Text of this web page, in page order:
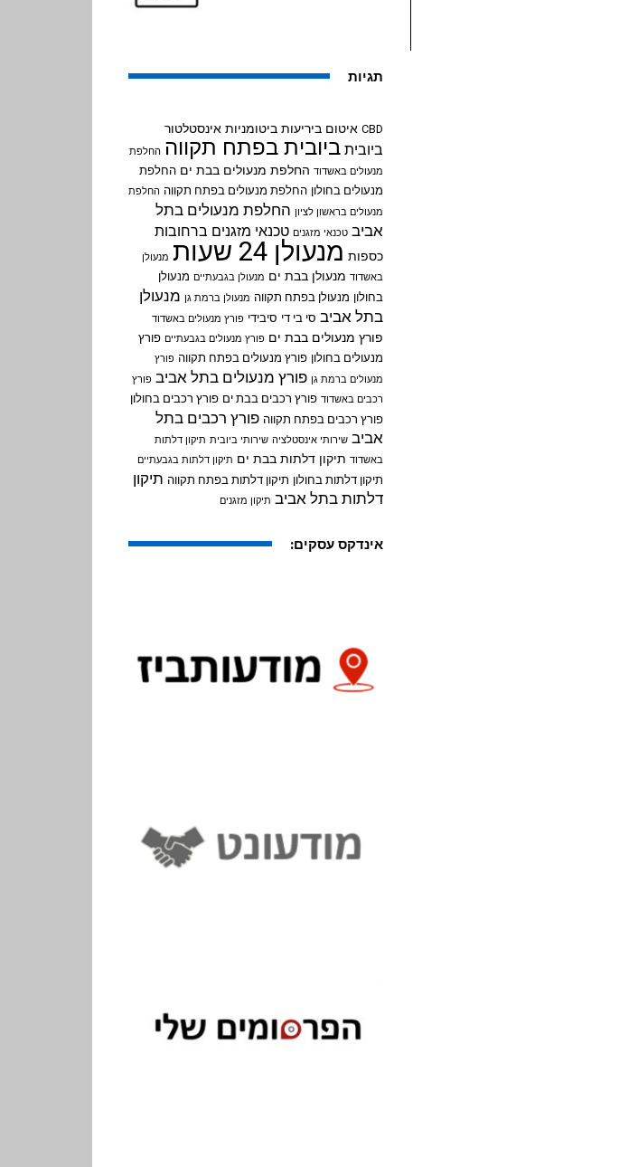
תגיות
CBD איטום ביריעות ביטומניות אינסטלטור
ביובית ביובית בפתח תקווה החלפת
מנעולים באשדוד החלפת מנעולים בבת ים החלפת
מנעולים בחולון החלפת מנעולים בפתח תקווה החלפת
מנעולים בראשון לציון החלפת מנעולים בתל
אביב טכנאי מזגנים טכנאי מזגנים ברחובות
כספות מנעולן 24 שעות
מנעולן
באשדוד מנעולן בבת ים מנעולן בגבעתיים מנעולן
בחולון מנעולן בפתח תקווה מנעולן ברמת גן מנעולן
בתל אביב סי בי די סיבידי פורץ מנעולים באשדוד
פורץ מנעולים בבת ים פורץ מנעולים בגבעתיים פורץ
מנעולים בחולון פורץ מנעולים בפתח תקווה פורץ
מנעולים ברמת גן פורץ מנעולים בתל אביב פורץ
רכבים באשדוד פורץ רכבים בבת ים פורץ רכבים בחולון
פורץ רכבים בפתח תקווה פורץ רכבים בתל
אביב שירותי אינסטלציה שירותי ביובית תיקון דלתות
באשדוד תיקון דלתות בבת ים תיקון דלתות בגבעתיים
תיקון דלתות בחולון תיקון דלתות בפתח תקווה תיקון
דלתות בתל אביב תיקון מזגנים
אינדקס עסקים: